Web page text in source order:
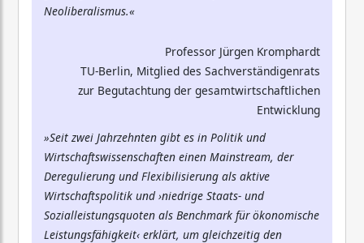
Neoliberalismus.«
Professor Jürgen Kromphardt
TU-Berlin, Mitglied des Sachverständigenrats
zur Begutachtung der gesamtwirtschaftlichen
Entwicklung
»Seit zwei Jahrzehnten gibt es in Politik und
Wirtschaftswissenschaften einen Mainstream, der
Deregulierung und Flexibilisierung als aktive
Wirtschaftspolitik und ›niedrige Staats- und
Sozialleistungsquoten als Benchmark für ökonomische
Leistungsfähigkeit‹ erklärt, um gleichzeitig den